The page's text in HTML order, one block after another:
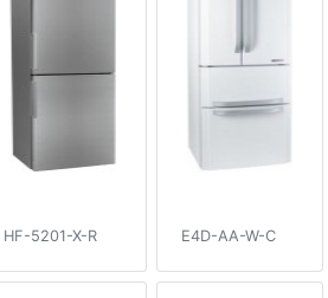
HF-5201-X-R E4D-AA-W-C